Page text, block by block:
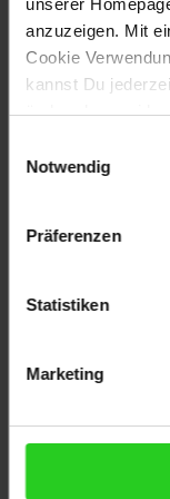
anzuzeigen. Mit
Cookie
kannst Du
ändern bzw.
Notwendig
Präferenzen
Statistiken
Marketing
Artikelnummer:
EAN:
Artikel gehört zur
Netto Reisen